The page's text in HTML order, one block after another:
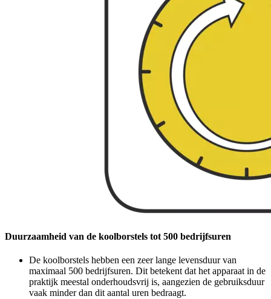
Duurzaamheid van de koolborstels tot 500 bedrijfsuren
De koolborstels hebben een zeer lange levensduur van
maximaal 500 bedrijfsuren. Dit betekent dat het apparaat in de
praktijk meestal onderhoudsvrij is, aangezien de gebruiksduur
vaak minder dan dit aantal uren bedraagt.